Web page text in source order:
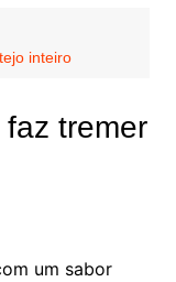
inteiro
tremer
um sabor